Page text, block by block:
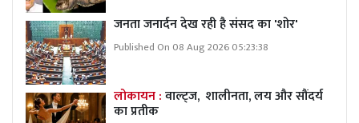
जनता जनार्दन देख रही है संसद का 'शोर'
Published On 08 Aug 2026 05:23:38
लोकायन :वाल्ट्ज, शालीनता, लय और सौंदर्य
का प्रतीक